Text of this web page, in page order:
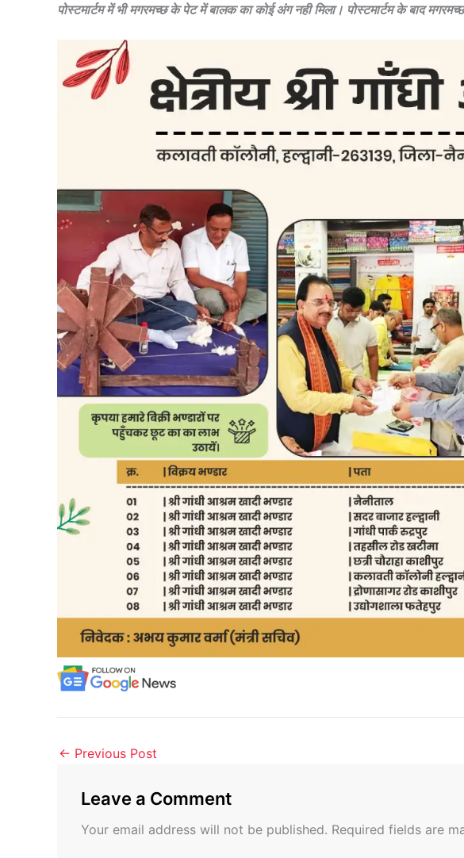
पोस्टमार्टम में भी मगरमच्छ के पेट में बालक का कोई अंग नही मिला। पोस्टमार्टम के बाद
← Previous Post
Leave a Comment
Your email address will not be published. Required fields are